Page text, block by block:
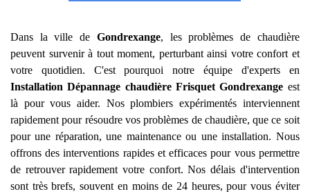
Dans la ville de Gondrexange, les problèmes de chaudière
peuvent survenir à tout moment, perturbant ainsi votre confort et
votre quotidien. C'est pourquoi notre équipe d'experts en
Installation Dépannage chaudière Frisquet Gondrexange est
là pour vous aider. Nos plombiers expérimentés interviennent
rapidement pour résoudre vos problèmes de chaudière, que ce soit
pour une réparation, une maintenance ou une installation. Nous
offrons des interventions rapides et efficaces pour vous permettre
de retrouver rapidement votre confort. Nos délais d'intervention
sont très brefs, souvent en moins de 24 heures, pour vous éviter